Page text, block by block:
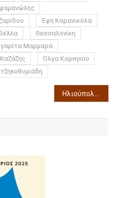
Έφη Καρανικόλα
Θεσσαλονίκη
Μαρμαρά
Όλγα Κομνηνού